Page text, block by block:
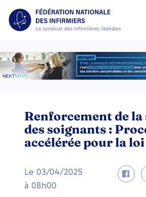
Renforcement de
des soignants :
accélérée pour la loi
Le 03/04/2025
à 08h00